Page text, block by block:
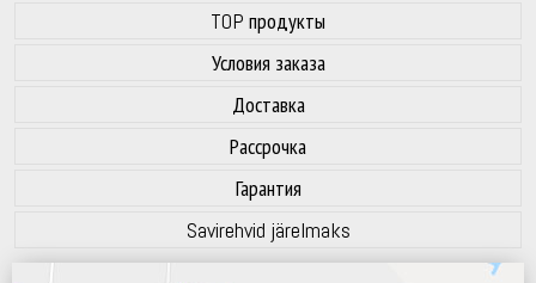
TOP продукты
Условия заказа
Доставка
Рассрочка
Гарантия
Savirehvid järelmaks